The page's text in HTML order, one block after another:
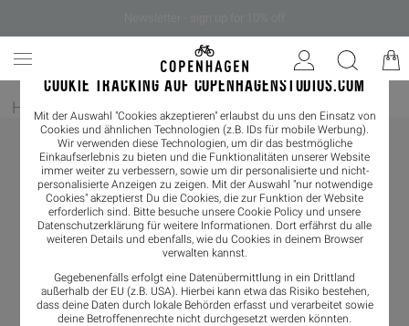
COOKIE TRACKING AUF COPENHAGENSTUDIOS.COM
Mit der Auswahl "Cookies akzeptieren" erlaubst du uns den Einsatz von
Cookies und ähnlichen Technologien (z.B. IDs für mobile Werbung).
Wir verwenden diese Technologien, um dir das bestmögliche
Einkaufserlebnis zu bieten und die Funktionalitäten unserer Website
immer weiter zu verbessern, sowie um dir personalisierte und nicht-
personalisierte Anzeigen zu zeigen. Mit der Auswahl "nur notwendige
Cookies" akzeptierst Du die Cookies, die zur Funktion der Website
erforderlich sind. Bitte besuche unsere Cookie Policy und unsere
Datenschutzerklärung für weitere Informationen. Dort erfährst du alle
weiteren Details und ebenfalls, wie du Cookies in deinem Browser
verwalten kannst.
Gegebenenfalls erfolgt eine Datenübermittlung in ein Drittland
außerhalb der EU (z.B. USA). Hierbei kann etwa das Risiko bestehen,
dass deine Daten durch lokale Behörden erfasst und verarbeitet sowie
deine Betroffenenrechte nicht durchgesetzt werden könnten.
Home / Bekleidung Shirts & Blouses Tank Top